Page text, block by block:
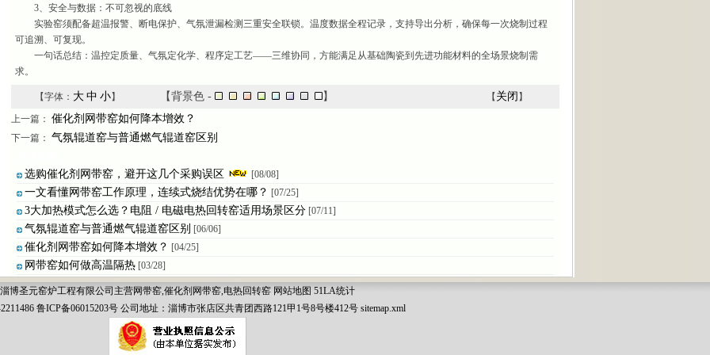
3、安全与数据：不可忽视的底线
实验窑须配备超温报警、断电保护、气氛泄漏检测三重安全联锁。温度数据全程记录，支持导出分析，确保每一次烧制过程
可追溯、可复现。
一句话总结：温控定质量、气氛定化学、程序定工艺——三维协同，方能满足从基础陶瓷到先进功能材料的全场景烧制需
求。
【字体： 大 中 小】 【背景色 - 】 【 关闭 】
上一篇： 催化剂网带窑如何降本增效？
下一篇： 气氛辊道窑与普通燃气辊道窑区别
选购催化剂网带窑，避开这几个采购误区 [08/08]
一文看懂网带窑工作原理，连续式烧结优势在哪？ [07/25]
3大加热模式怎么选？电阻 / 电磁电热回转窑适用场景区分 [07/11]
气氛辊道窑与普通燃气辊道窑区别 [06/06]
催化剂网带窑如何降本增效？ [04/25]
网带窑如何做高温隔热 [03/28]
淄博圣元窑炉工程有限公司主营网带窑,催化剂网带窑,电热回转窑 网站地图 51LA统计
鲁ICP备06015203号 公司地址：淄博市张店区共青团西路121甲1号8号楼412号 sitemap.xml